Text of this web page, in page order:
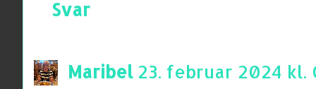
Svar
Maribel 23. februar 2024 kl.